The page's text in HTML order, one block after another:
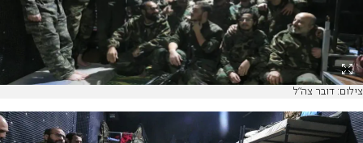
צילום: דובר צה"ל